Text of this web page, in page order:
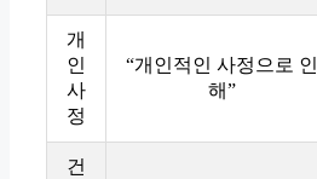
개
인
사
정
“개인적인 사정으로 인
해”
건